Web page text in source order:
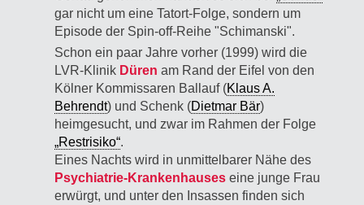
gar nicht um eine Tatort-Folge, sondern um
Episode der Spin-off-Reihe "Schimanski".
Schon ein paar Jahre vorher (1999) wird die
LVR-Klinik Düren am Rand der Eifel von den
Kölner Kommissaren Ballauf (Klaus A.
Behrendt) und Schenk (Dietmar Bär)
heimgesucht, und zwar im Rahmen der Folge
„Restrisiko“.
Eines Nachts wird in unmittelbarer Nähe des
Psychiatrie-Krankenhauses eine junge Frau
erwürgt, und unter den Insassen finden sich